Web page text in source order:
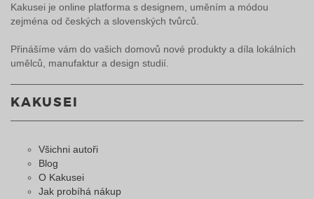
Kakusei je online platforma s designem, uměním a módou
zejména od českých a slovenských tvůrců.
Přinášíme vám do vašich domovů nové produkty a díla lokálních
umělců, manufaktur a design studií.
KAKUSEI
Všichni autoři
Blog
O Kakusei
Jak probíhá nákup